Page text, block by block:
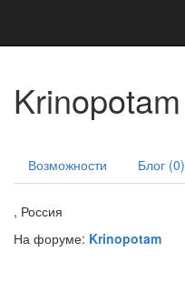
Krinopotam
Возможности Блог (0)
, Россия
На форуме: Krinopotam